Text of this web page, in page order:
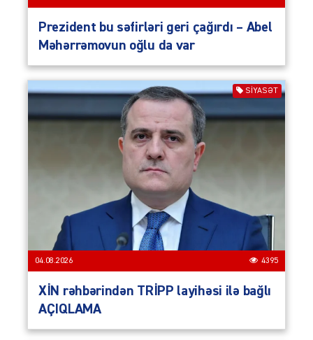
Prezident bu səfirləri geri çağırdı – Abel
Məhərrəmovun oğlu da var
SIYASƏT
04.08.2026 4395
XİN rəhbərindən TRİPP layihəsi ilə bağlı
AÇIQLAMA